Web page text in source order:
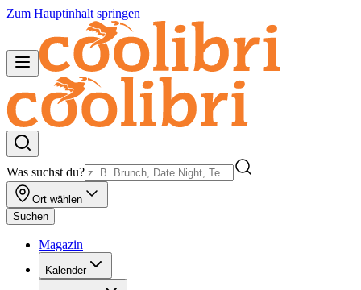
Zum Hauptinhalt springen
Was suchst du?
Ort wählen
Suchen
Magazin
Kalender